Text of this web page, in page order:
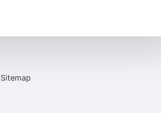
Sitemap